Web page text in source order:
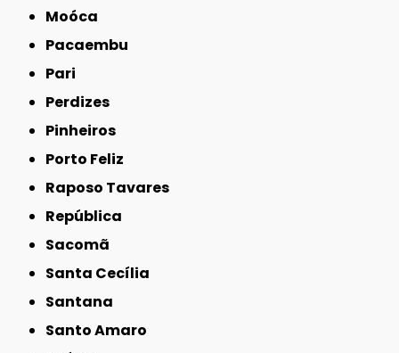
Moóca
Pacaembu
Pari
Perdizes
Pinheiros
Porto Feliz
Raposo Tavares
República
Sacomã
Santa Cecília
Santana
Santo Amaro